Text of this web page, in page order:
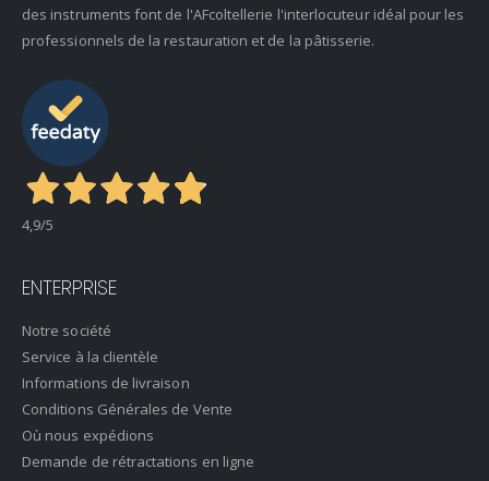
des instruments font de l'AFcoltellerie l'interlocuteur idéal pour les
professionnels de la restauration et de la pâtisserie.
4,9/5
ENTERPRISE
Notre société
Service à la clientèle
Informations de livraison
Conditions Générales de Vente
Où nous expédions
Demande de rétractations en ligne